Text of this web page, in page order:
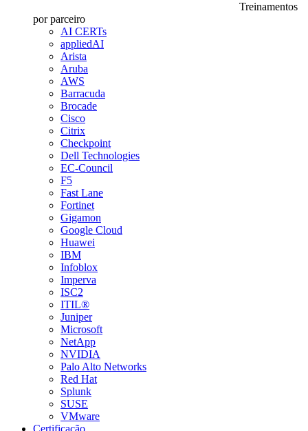
Treinamentos
por parceiro
AI CERTs
appliedAI
Arista
Aruba
AWS
Barracuda
Brocade
Cisco
Citrix
Checkpoint
Dell Technologies
EC-Council
F5
Fast Lane
Fortinet
Gigamon
Google Cloud
Huawei
IBM
Infoblox
Imperva
ISC2
ITIL®
Juniper
Microsoft
NetApp
NVIDIA
Palo Alto Networks
Red Hat
Splunk
SUSE
VMware
Certificação